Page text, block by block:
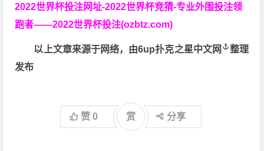
2022世界杯投注网址-2022世界杯竞猜-专业外围投注领
跑者——2022世界杯投注(ozbtz.com)
以上文章来源于网络，由6up扑克之星中文网
整理
发布
赞0 赏 分享